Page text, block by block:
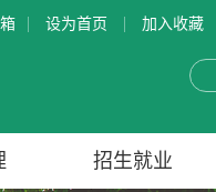
| 设为首页 | 加入收藏
招生就业